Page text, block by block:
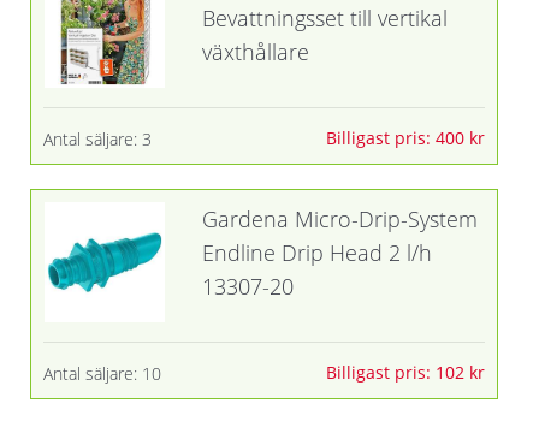
Bevattningsset till vertikal
växthållare
Antal säljare: 3 Billigast pris: 400 kr
Gardena Micro-Drip-System
Endline Drip Head 2 l/h
13307-20
Antal säljare: 10 Billigast pris: 102 kr